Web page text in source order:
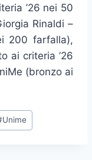
’26 nei 50
Rinaldi –
200 farfalla),
ai criteria ’26
(bronzo ai
Unime